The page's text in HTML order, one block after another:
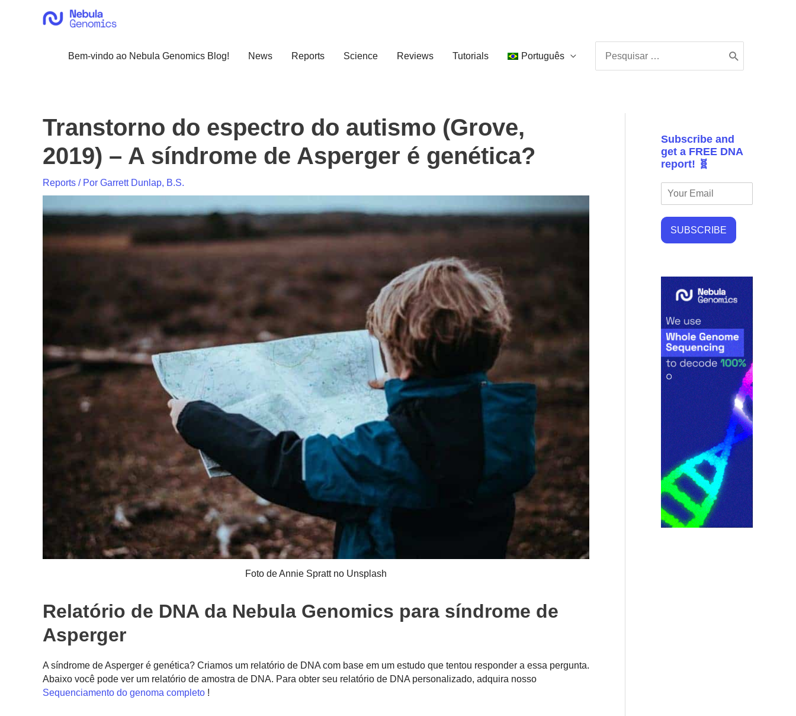
Bem-vindo ao Nebula Genomics Blog!
News Reports Science Reviews Tutorials Português
Transtorno do espectro do autismo (Grove,
2019) – A síndrome de Asperger é genética?
Reports / Por Garrett Dunlap, B.S.
Foto de Annie Spratt no Unsplash
Relatório de DNA da Nebula Genomics para síndrome de
Asperger
A síndrome de Asperger é genética? Criamos um relatório de DNA com base em um estudo que tentou responder a essa pergunta.
Abaixo você pode ver um relatório de amostra de DNA. Para obter seu relatório de DNA personalizado, adquira nosso
Sequenciamento do genoma completo !
Subscribe and
get a FREE DNA
report! 🧬
SUBSCRIBE